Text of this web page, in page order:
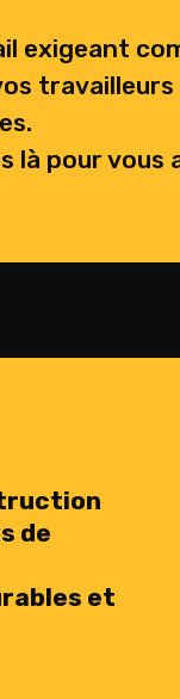
exigeant
là pour vous
de
et